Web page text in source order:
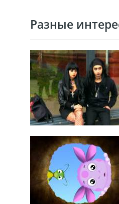
Разные